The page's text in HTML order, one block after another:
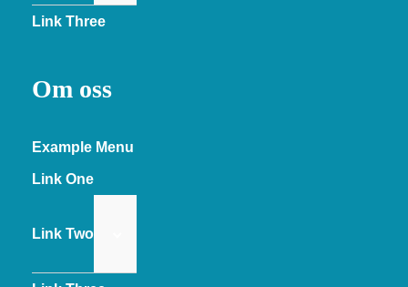
Link Three
Om oss
Example Menu
Link One
Link Two